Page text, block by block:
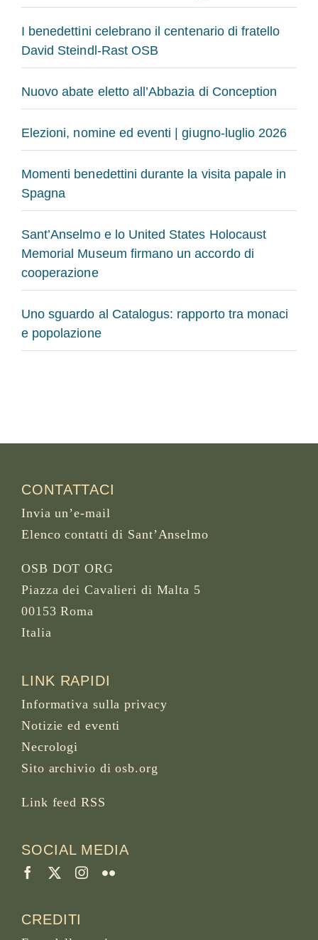
I benedettini celebrano il centenario di fratello
David Steindl-Rast OSB
Nuovo abate eletto all’Abbazia di Conception
Elezioni, nomine ed eventi | giugno-luglio 2026
Momenti benedettini durante la visita papale in
Spagna
Sant’Anselmo e lo United States Holocaust
Memorial Museum firmano un accordo di
cooperazione
Uno sguardo al Catalogus: rapporto tra monaci
e popolazione
CONTATTACI
Invia un’e-mail
Elenco contatti di Sant’Anselmo
OSB DOT ORG
Piazza dei Cavalieri di Malta 5
00153 Roma
Italia
LINK RAPIDI
Informativa sulla privacy
Notizie ed eventi
Necrologi
Sito archivio di osb.org
Link feed RSS
SOCIAL MEDIA
CREDITI